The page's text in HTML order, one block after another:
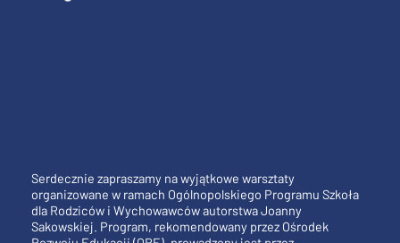
Serdecznie zapraszamy na wyjątkowe warsztaty
organizowane w ramach Ogólnopolskiego Programu Szkoła
dla Rodziców i Wychowawców autorstwa Joanny
Sakowskiej. Program, rekomendowany przez Ośrodek